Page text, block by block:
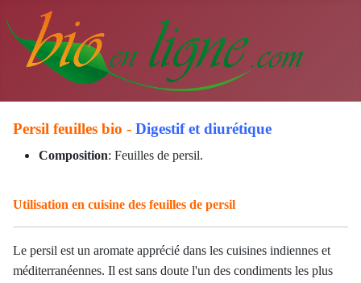
Persil feuilles bio - Digestif et diurétique
Composition: Feuilles de persil.
Utilisation en cuisine des feuilles de persil
Le persil est un aromate apprécié dans les cuisines indiennes et
méditerranéennes. Il est sans doute l'un des condiments les plus